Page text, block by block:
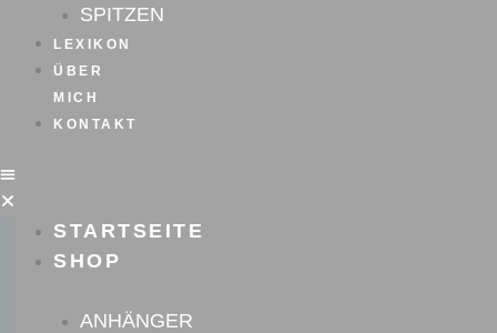
SPITZEN
LEXIKON
ÜBER
MICH
KONTAKT
STARTSEITE
SHOP
ANHÄNGER